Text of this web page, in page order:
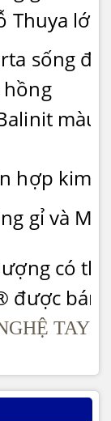
Thuya lớn
sống
hồng
màu
hợp kim
gỉ và
có
được bán
TAY